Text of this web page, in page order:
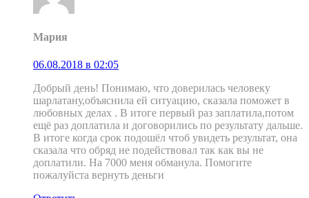
Мария
06.08.2018 в 02:05
Добрый день! Понимаю, что доверилась человеку
шарлатану,объяснила ей ситуацию, сказала поможет в
любовных делах . В итоге первый раз заплатила,потом
ещё раз доплатила и договорились по результату дальше.
В итоге когда срок подошёл чтоб увидеть результат, она
сказала что обряд не подействовал так как вы не
доплатили. На 7000 меня обманула. Помогите
пожалуйста вернуть деньги